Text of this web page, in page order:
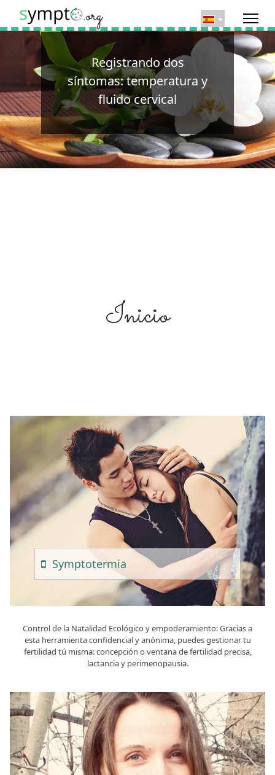
Registrando dos
síntomas: temperatura y
fluido cervical
Inicio
SymptoTermia
Control de la Natalidad Ecológico y empoderamiento: Gracias a
esta herramienta confidencial y anónima, puedes gestionar tu
fertilidad tú misma: concepción o ventana de fertilidad precisa,
lactancia y perimenopausia.